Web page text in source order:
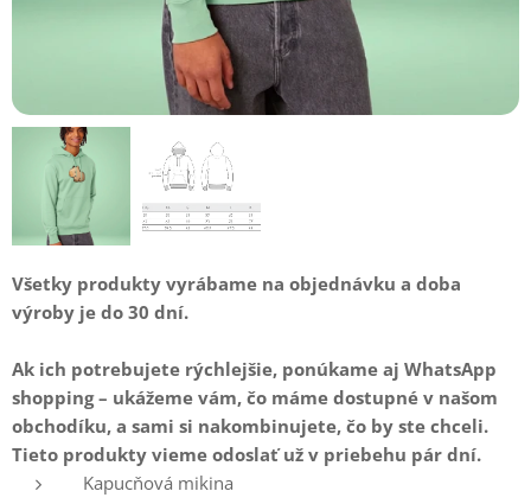
Všetky produkty vyrábame na objednávku a doba
výroby je do 30 dní.
Ak ich potrebujete rýchlejšie, ponúkame aj WhatsApp
shopping – ukážeme vám, čo máme dostupné v našom
obchodíku, a sami si nakombinujete, čo by ste chceli.
Tieto produkty vieme odoslať už v priebehu pár dní.
Kapucňová mikina